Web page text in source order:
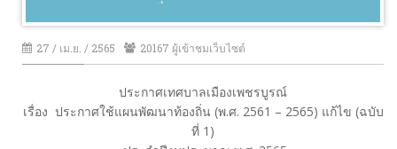
27 / เม.ย. / 2565 20167 ผู้เข้าชมเว็บไซต์
ประกาศเทศบาลเมืองเพชรบูรณ์
เรื่อง ประกาศใช้แผนพัฒนาท้องถิ่น (พ.ศ. 2561 – 2565) แก้ไข (ฉบับ
ที่ 1)